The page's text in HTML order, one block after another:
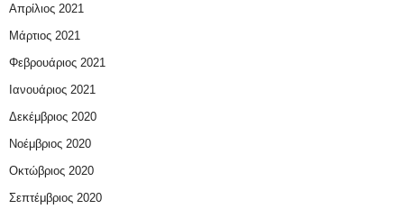
Απρίλιος 2021
Μάρτιος 2021
Φεβρουάριος 2021
Ιανουάριος 2021
Δεκέμβριος 2020
Νοέμβριος 2020
Οκτώβριος 2020
Σεπτέμβριος 2020